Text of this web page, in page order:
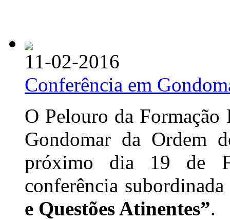
11-02-2016
Conferência em
O Pelouro da Formação
Gondomar da Ordem
próximo dia 19 de
conferência
e Questões Atinentes”.